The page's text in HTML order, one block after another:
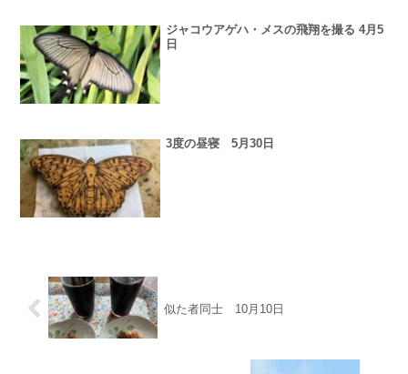
ジャコウアゲハ・メスの飛翔を撮る 4月5
日
3度の昼寝 5月30日
似た者同士 10月10日